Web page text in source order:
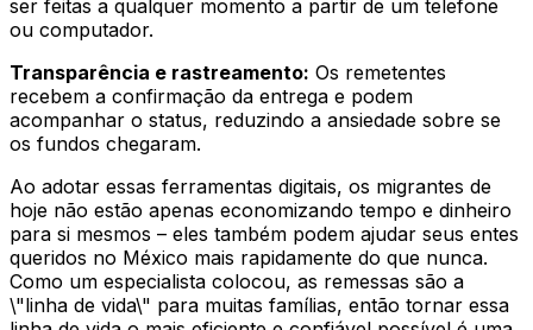
ser feitas a qualquer momento a partir de um telefone
ou computador.
Transparência e rastreamento: Os remetentes
recebem a confirmação da entrega e podem
acompanhar o status, reduzindo a ansiedade sobre se
os fundos chegaram.
Ao adotar essas ferramentas digitais, os migrantes de
hoje não estão apenas economizando tempo e dinheiro
para si mesmos – eles também podem ajudar seus entes
queridos no México mais rapidamente do que nunca.
Como um especialista colocou, as remessas são a
\"linha de vida\" para muitas famílias, então tornar essa